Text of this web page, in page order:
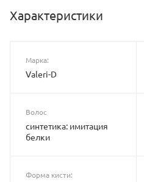
Характеристики
Марка:
Valeri-D
Волос
синтетика: имитация
белки
Форма кисти: